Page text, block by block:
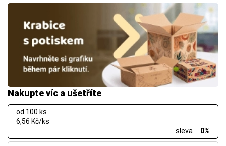
Nakupte víc a ušetříte
od 100 ks
6,56 Kč/ks
sleva
0%